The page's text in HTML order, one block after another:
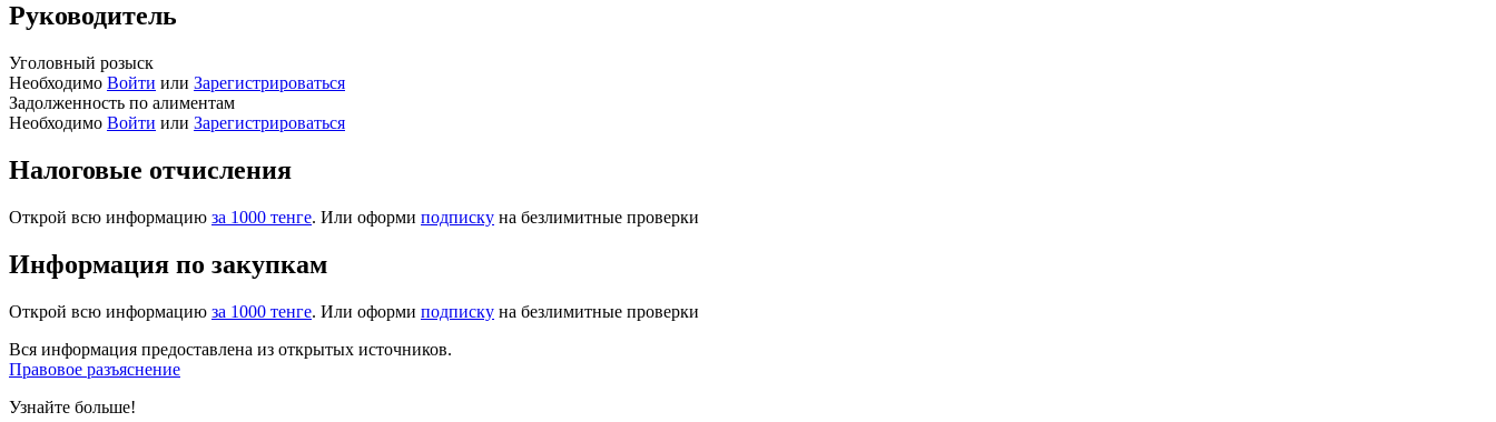
Руководитель
Уголовный розыск
Необходимо Войти или Зарегистрироваться
Задолженность по алиментам
Необходимо Войти или Зарегистрироваться
Налоговые отчисления
Открой всю информацию за 1000 тенге. Или оформи подписку на безлимитные проверки
Информация по закупкам
Открой всю информацию за 1000 тенге. Или оформи подписку на безлимитные проверки
Вся информация предоставлена из открытых источников.
Правовое разъяснение
Узнайте больше!